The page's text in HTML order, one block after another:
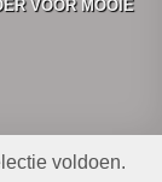
VOOR MOOIE
voldoen.